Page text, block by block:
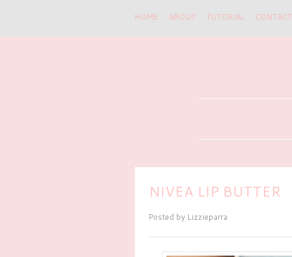
HOME ABOUT TUTORIAL CONTACT
NIVEA LIP BUTTER
Posted by Lizzieparra